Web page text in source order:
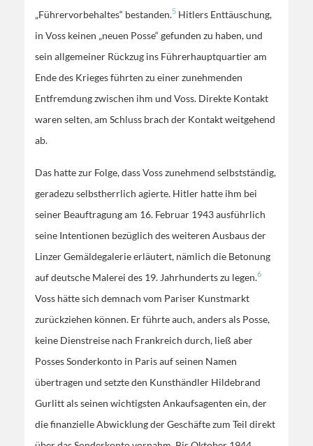
„Führervorbehaltes“ bestanden.5 Hitlers Enttäuschung,
in Voss keinen „neuen Posse“ gefunden zu haben, und
sein allgemeiner Rückzug ins Führerhauptquartier am
Ende des Krieges führten zu einer zunehmenden
Entfremdung zwischen ihm und Voss. Direkte Kontakt
waren selten, am Schluss brach der Kontakt weitgehend
ab.
Das hatte zur Folge, dass Voss zunehmend selbstständig,
geradezu selbstherrlich agierte. Hitler hatte ihm bei
seiner Beauftragung am 16. Februar 1943 ausführlich
seine Intentionen bezüglich des weiteren Ausbaus der
Linzer Gemäldegalerie erläutert, nämlich die Betonung
auf deutsche Malerei des 19. Jahrhunderts zu legen.6
Voss hätte sich demnach vom Pariser Kunstmarkt
zurückziehen können. Er führte auch, anders als Posse,
keine Dienstreise nach Frankreich durch, ließ aber
Posses Sonderkonto in Paris auf seinen Namen
übertragen und setzte den Kunsthändler Hildebrand
Gurlitt als seinen wichtigsten Ankaufsagenten ein, der
die finanzielle Abwicklung der Geschäfte zum Teil direkt